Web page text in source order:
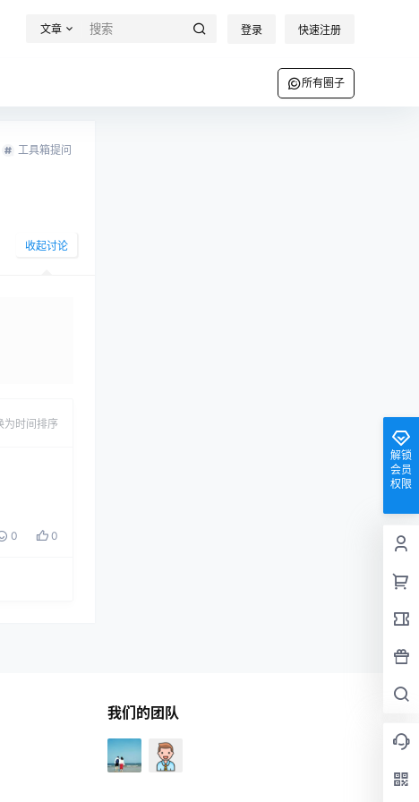
文章 登录 快速注册
所有圈子
工具箱提问
收起讨论
为时间排序
0 0
解锁
会员
权限
我们的团队